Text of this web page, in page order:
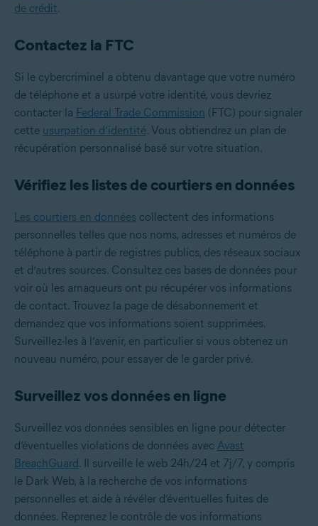
de crédit.
Contactez la FTC
Si le cybercriminel a obtenu davantage que votre numéro
de téléphone et a usurpé votre identité, vous devriez
contacter la Federal Trade Commission (FTC) pour signaler
cette usurpation d’identité. Vous obtiendrez un plan de
récupération personnalisé basé sur votre situation.
Vérifiez les listes de courtiers en données
Les courtiers en données collectent des informations
personnelles telles que nos noms, adresses et numéros de
téléphone à partir de registres publics, des réseaux sociaux
et d’autres sources. Consultez ces bases de données pour
voir où les arnaqueurs ont pu récupérer vos informations
de contact. Trouvez la page de désabonnement et
demandez que vos informations soient supprimées.
Surveillez-les à l’avenir, en particulier si vous obtenez un
nouveau numéro, pour essayer de le garder privé.
Surveillez vos données en ligne
Surveillez vos données sensibles en ligne pour détecter
d’éventuelles violations de données avec Avast
BreachGuard. Il surveille le web 24h/24 et 7j/7, y compris
le Dark Web, à la recherche de vos informations
personnelles et aide à révéler d’éventuelles fuites de
données. Reprenez le contrôle de vos informations